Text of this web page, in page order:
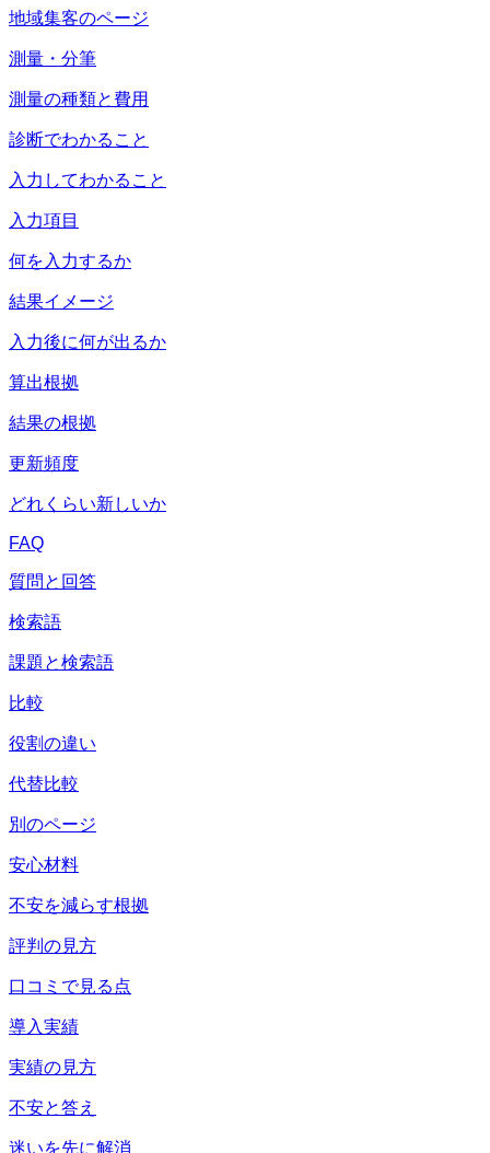
地域集客のページ
測量・分筆
測量の種類と費用
診断でわかること
入力してわかること
入力項目
何を入力するか
結果イメージ
入力後に何が出るか
算出根拠
結果の根拠
更新頻度
どれくらい新しいか
FAQ
質問と回答
検索語
課題と検索語
比較
役割の違い
代替比較
別のページ
安心材料
不安を減らす根拠
評判の見方
口コミで見る点
導入実績
実績の見方
不安と答え
迷いを先に解消